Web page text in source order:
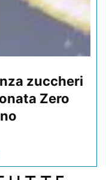
zuccheri
Zero